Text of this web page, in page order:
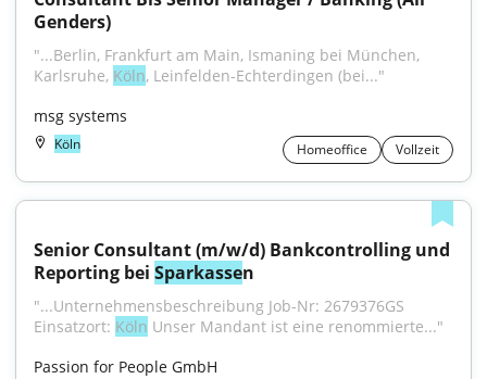
Genders)
"...Berlin, Frankfurt am Main, Ismaning bei München,
Karlsruhe, Köln, Leinfelden-Echterdingen (bei..."
msg systems
Köln Homeoffice Vollzeit
Senior Consultant (m/w/d) Bankcontrolling und
Reporting bei Sparkassen
"...Unternehmensbeschreibung Job-Nr: 2679376GS
Einsatzort: Köln Unser Mandant ist eine renommierte..."
Passion for People GmbH